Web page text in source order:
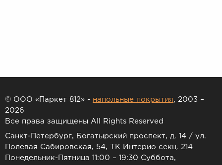
© ООО «Паркет 812» - напольные покрытия, 2003 –
2026
Все права защищены All Rights Reserved
Санкт-Петербург, Богатырский проспект, д. 14 / ул.
Полевая Сабировская, 54, ТК Интерио секц. 214
Понедельник-Пятница 11:00 – 19:30 Суббота,